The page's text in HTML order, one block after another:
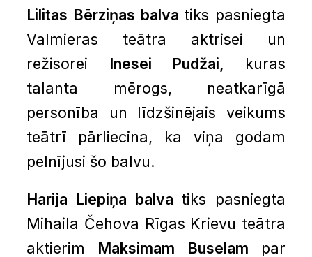
Lilitas Bērziņas balva tiks pasniegta
Valmieras teātra aktrisei un
režisorei Inesei Pudžai, kuras
talanta mērogs, neatkarīgā
personība un līdzšinējais veikums
teātrī pārliecina, ka viņa godam
pelnījusi šo balvu.
Harija Liepiņa balva tiks pasniegta
Mihaila Čehova Rīgas Krievu teātra
aktierim Maksimam Buselam par